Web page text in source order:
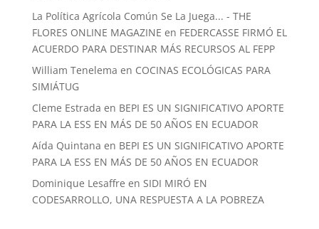
La Política Agrícola Común Se La Juega... - THE
FLORES ONLINE MAGAZINE en FEDERCASSE FIRMÓ EL
ACUERDO PARA DESTINAR MÁS RECURSOS AL FEPP
William Tenelema en COCINAS ECOLÓGICAS PARA
SIMIÁTUG
Cleme Estrada en BEPI ES UN SIGNIFICATIVO APORTE
PARA LA ESS EN MÁS DE 50 AÑOS EN ECUADOR
Aída Quintana en BEPI ES UN SIGNIFICATIVO APORTE
PARA LA ESS EN MÁS DE 50 AÑOS EN ECUADOR
Dominique Lesaffre en SIDI MIRÓ EN
CODESARROLLO, UNA RESPUESTA A LA POBREZA